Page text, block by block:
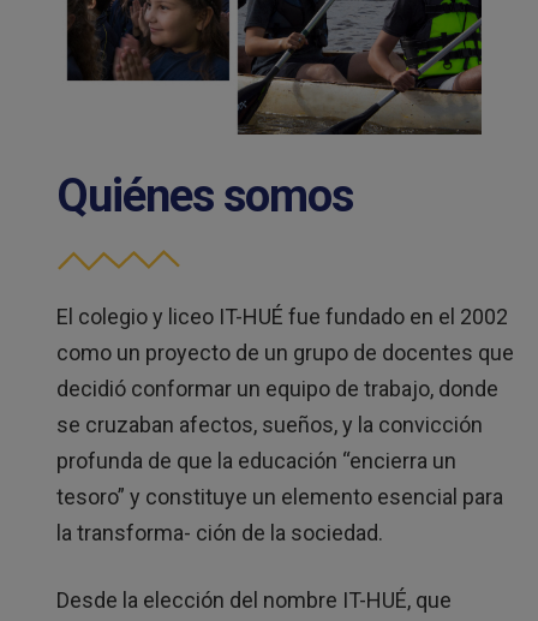
Quiénes somos
El colegio y liceo IT-HUÉ fue fundado en el 2002
como un proyecto de un grupo de docentes que
decidió conformar un equipo de trabajo, donde
se cruzaban afectos, sueños, y la convicción
profunda de que la educación “encierra un
tesoro” y constituye un elemento esencial para
la transforma- ción de la sociedad.
Desde la elección del nombre IT-HUÉ, que